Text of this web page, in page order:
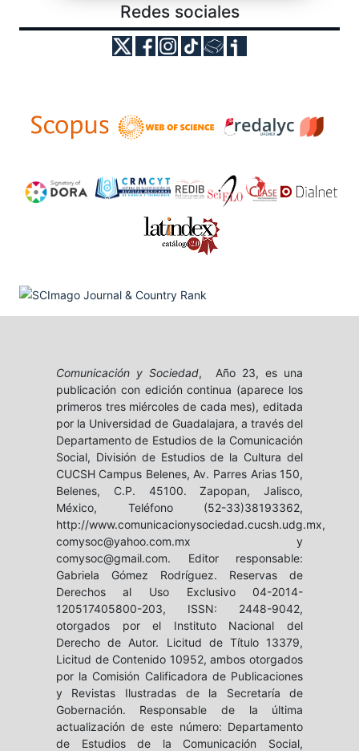
Redes sociales
Comunicación y Sociedad, Año 23, es una
publicación con edición continua (aparece los
primeros tres miércoles de cada mes), editada
por la Universidad de Guadalajara, a través del
Departamento de Estudios de la Comunicación
Social, División de Estudios de la Cultura del
CUCSH Campus Belenes, Av. Parres Arias 150,
Belenes, C.P. 45100. Zapopan, Jalisco,
México, Teléfono (52-33)38193362,
http://www.comunicacionysociedad.cucsh.udg.mx,
comysoc@yahoo.com.mx y
comysoc@gmail.com. Editor responsable:
Gabriela Gómez Rodríguez. Reservas de
Derechos al Uso Exclusivo 04-2014-
120517405800-203, ISSN: 2448-9042,
otorgados por el Instituto Nacional del
Derecho de Autor. Licitud de Título 13379,
Licitud de Contenido 10952, ambos otorgados
por la Comisión Calificadora de Publicaciones
y Revistas Ilustradas de la Secretaría de
Gobernación. Responsable de la última
actualización de este número: Departamento
de Estudios de la Comunicación Social,